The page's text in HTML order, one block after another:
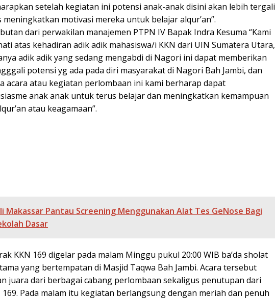
setelah kegiatan ini potensi anak-anak disini akan lebih tergali
motivasi mereka untuk belajar alqur’an”.
dari perwakilan manajemen PTPN IV Bapak Indra Kesuma “Kami
atas kehadiran adik adik mahasiswa/i KKN dari UIN Sumatera Utara,
adik adik yang sedang mengabdi di Nagori ini dapat memberikan
potensi yg ada pada diri masyarakat di Nagori Bah Jambi, dan
acara atau kegiatan perlombaan ini kami berharap dapat
anak anak untuk terus belajar dan meningkatkan kemampuan
atau keagamaan”.
Makassar Pantau Screening Menggunakan Alat Tes GeNose Bagi
Dasar
KKN 169 digelar pada malam Minggu pukul 20:00 WIB ba’da sholat
yang bertempatan di Masjid Taqwa Bah Jambi. Acara tersebut
juara dari berbagai cabang perlombaan sekaligus penutupan dari
169. Pada malam itu kegiatan berlangsung dengan meriah dan penuh